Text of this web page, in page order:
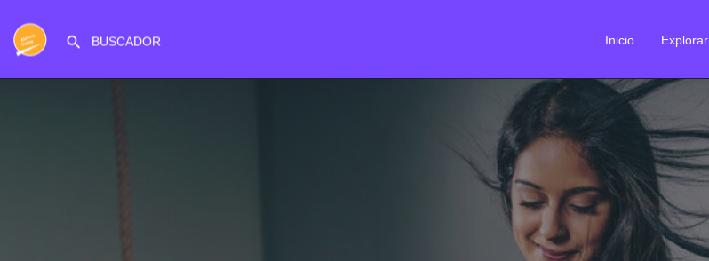
Inicio Explorar